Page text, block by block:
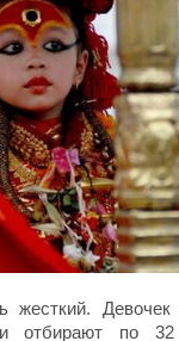
жесткий.
отбирают по